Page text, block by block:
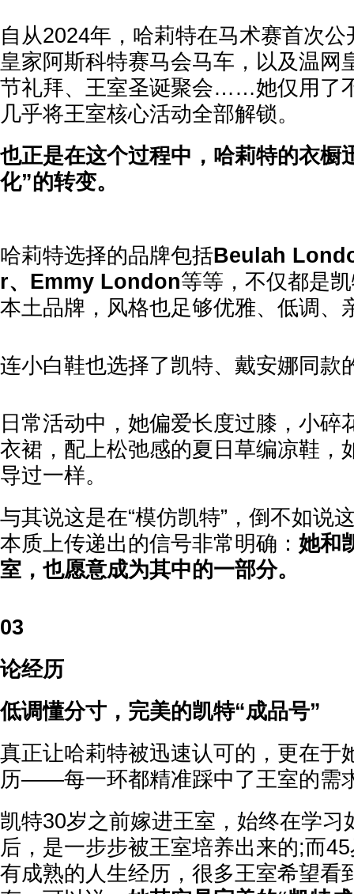
自从2024年，哈莉特在马术赛首次
皇家阿斯科特赛马会马车，以及温网
节礼拜、王室圣诞聚会……她仅用了
几乎将王室核心活动全部解锁。
也正是在这个过程中，哈莉特的衣橱
化”的转变。
哈莉特选择的品牌包括Beulah
r、Emmy London等等，不仅都是
本土品牌，风格也足够优雅、低调、
连小白鞋也选择了凯特、戴安娜同款
日常活动中，她偏爱长度过膝，小碎
衣裙，配上松弛感的夏日草编凉鞋，
导过一样。
与其说这是在“模仿凯特”，倒不如说
本质上传递出的信号非常明确： 她和
室，也愿意成为其中的一部分。
03
论经历
低调懂分寸，完美的凯特“成品号”
真正让哈莉特被迅速认可的，更在于
历——每一环都精准踩中了王室的需
凯特30岁之前嫁进王室，始终在学习
后，是一步步被王室培养出来的;而
有成熟的人生经历，很多王室希望看